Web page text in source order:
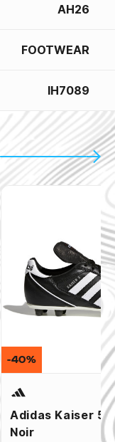
AH26
FOOTWEAR
IH7089
Adidas Kaiser 5
Noir
-40%